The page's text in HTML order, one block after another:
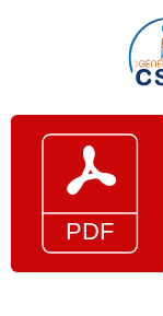
Passer au contenu